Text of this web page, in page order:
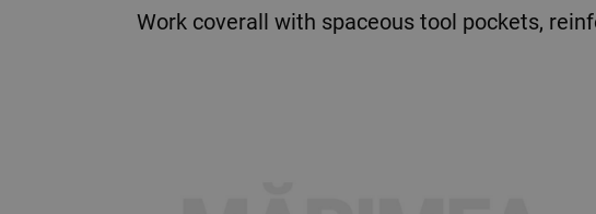
Work coverall with spaceous tool pockets,